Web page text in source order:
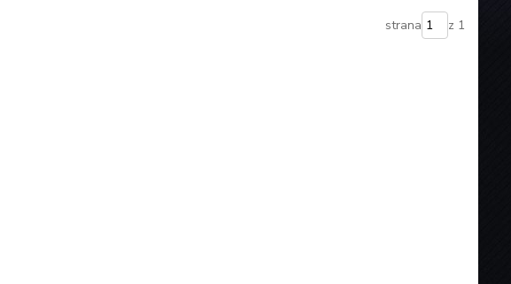
strana z 1